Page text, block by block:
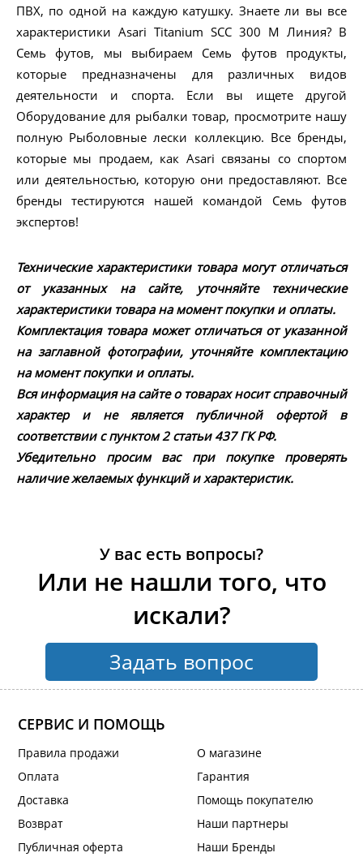
ПВХ, по одной на каждую катушку. Знаете ли вы все
характеристики Asari Titanium SCC 300 M Линия? В
Семь футов, мы выбираем Семь футов продукты,
которые предназначены для различных видов
деятельности и спорта. Если вы ищете другой
Оборудование для рыбалки товар, просмотрите нашу
полную Рыболовные лески коллекцию. Все бренды,
которые мы продаем, как Asari связаны со спортом
или деятельностью, которую они предоставляют. Все
бренды тестируются нашей командой Семь футов
экспертов!
Технические характеристики товара могут отличаться
от указанных на сайте, уточняйте технические
характеристики товара на момент покупки и оплаты.
Комплектация товара может отличаться от указанной
на заглавной фотографии, уточняйте комплектацию
на момент покупки и оплаты.
Вся информация на сайте о товарах носит справочный
характер и не является публичной офертой в
соответствии с пунктом 2 статьи 437 ГК РФ.
Убедительно просим вас при покупке проверять
наличие желаемых функций и характеристик.
У вас есть вопросы?
Или не нашли того, что
искали?
Задать вопрос
СЕРВИС И ПОМОЩЬ
Правила продажи
Оплата
Доставка
Возврат
Публичная оферта
О магазине
Гарантия
Помощь покупателю
Наши партнеры
Наши Бренды